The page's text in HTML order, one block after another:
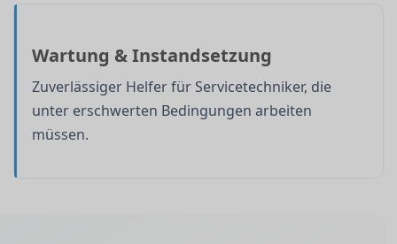
Wartung & Instandsetzung
Zuverlässiger Helfer für Servicetechniker, die
unter erschwerten Bedingungen arbeiten
müssen.